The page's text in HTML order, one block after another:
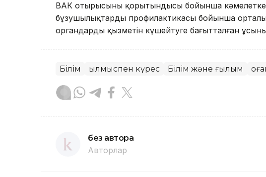
ВАК отырысының қорытындысы бойынша
бұзушылықтардың профилактикасы бойынша
органдардың қызметін күшейтуге бағытталған
Білім Қылмыспен күрес Білім және ғылым
без автора
Авторлар